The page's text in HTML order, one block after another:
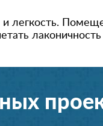
и легкость.